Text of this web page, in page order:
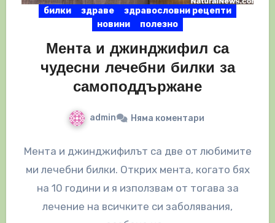
билки здраве
здравословни рецепти
новини
полезно
Мента и джинджифил са
чудесни лечебни билки за
самоподдържане
admin Няма коментари
Мента и джинджифилът са две от любимите
ми лечебни билки. Открих мента, когато бях
на 10 години и я използвам от тогава за
лечение на всичките си заболявания,